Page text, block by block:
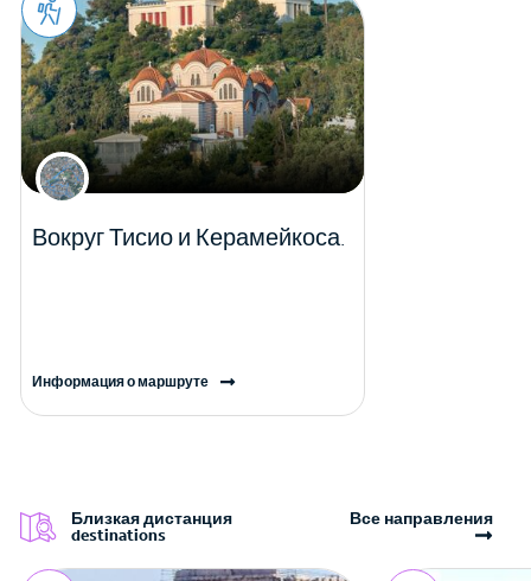
Вокруг Тисио и Керамейкоса.
Информация о маршруте
Близкая дистанция
destinations
Все направления